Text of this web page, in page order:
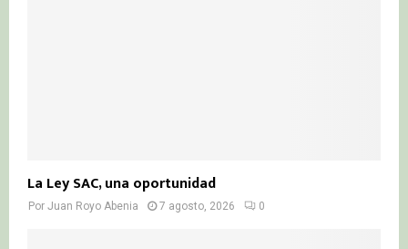
La Ley SAC, una oportunidad
Por Juan Royo Abenia 7 agosto, 2026 0